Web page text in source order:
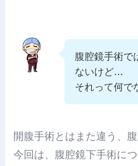
腹腔鏡手術で
ないけど…
それって何で
開腹手術とはまた違う、
今回は、腹腔鏡下手術に